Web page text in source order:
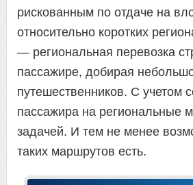
рискованным по отдаче на
относительно коротких
— региональная перевозка
пассажире, добирая
путешественников. С учетом
пассажира на региональные
задачей. И тем не менее
таких маршрутов есть.